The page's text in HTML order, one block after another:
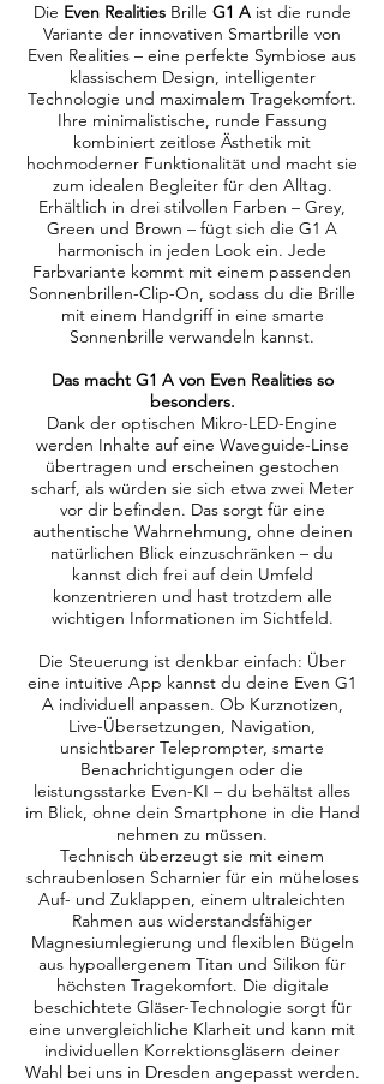
Die Even RealitiesBrille G1 Aist die runde
Variante der innovativen Smartbrille von
Even Realities – eine perfekte Symbiose aus
klassischem Design, intelligenter
Technologie und maximalem Tragekomfort.
Ihre minimalistische, runde Fassung
kombiniert zeitlose Ästhetik mit
hochmoderner Funktionalität und macht sie
zum idealen Begleiter für den Alltag.
Erhältlich in drei stilvollen Farben – Grey,
Green und Brown – fügt sich die G1 A
harmonisch in jeden Look ein. Jede
Farbvariante kommt mit einem passenden
Sonnenbrillen-Clip-On, sodass du die Brille
mit einem Handgriff in eine smarte
Sonnenbrille verwandeln kannst.
Das macht G1 A von Even Realities so
besonders.
Dank der optischen Mikro-LED-Engine
werden Inhalte auf eine Waveguide-Linse
übertragen und erscheinen gestochen
scharf, als würden sie sich etwa zwei Meter
vor dir befinden. Das sorgt für eine
authentische Wahrnehmung, ohne deinen
natürlichen Blick einzuschränken – du
kannst dich frei auf dein Umfeld
konzentrieren und hast trotzdem alle
wichtigen Informationen im Sichtfeld.
Die Steuerung ist denkbar einfach: Über
eine intuitive App kannst du deine Even G1
A individuell anpassen. Ob Kurznotizen,
Live-Übersetzungen, Navigation,
unsichtbarer Teleprompter, smarte
Benachrichtigungen oder die
leistungsstarke Even-KI – du behältst alles
im Blick, ohne dein Smartphone in die Hand
nehmen zu müssen.
Technisch überzeugt sie mit einem
schraubenlosen Scharnier für ein müheloses
Auf- und Zuklappen, einem ultraleichten
Rahmen aus widerstandsfähiger
Magnesiumlegierung und flexiblen Bügeln
aus hypoallergenem Titan und Silikon für
höchsten Tragekomfort. Die digitale
beschichtete Gläser-Technologie sorgt für
eine unvergleichliche Klarheit und kann mit
individuellen Korrektionsgläsern deiner
Wahl bei uns in Dresden angepasst werden.